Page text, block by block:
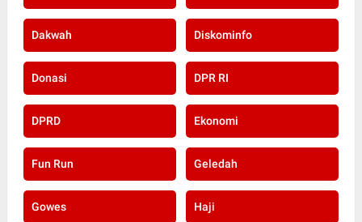
Dakwah Diskominfo
Donasi DPR RI
DPRD Ekonomi
Fun Run Geledah
Gowes Haji